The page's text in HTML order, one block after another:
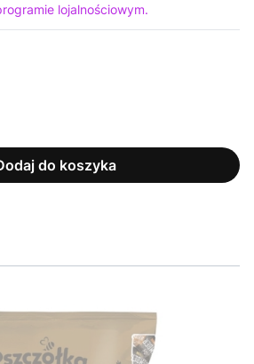
lojalnościowym.
do koszyka